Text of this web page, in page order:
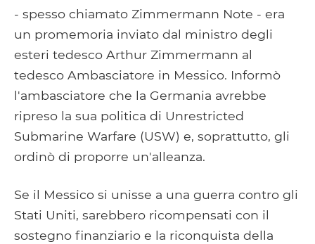
- spesso chiamato Zimmermann Note - era
un promemoria inviato dal ministro degli
esteri tedesco Arthur Zimmermann al
tedesco Ambasciatore in Messico. Informò
l'ambasciatore che la Germania avrebbe
ripreso la sua politica di Unrestricted
Submarine Warfare (USW) e, soprattutto, gli
ordinò di proporre un'alleanza.
Se il Messico si unisse a una guerra contro gli
Stati Uniti, sarebbero ricompensati con il
sostegno finanziario e la riconquista della